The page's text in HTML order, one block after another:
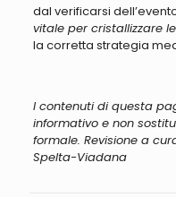
dal verificarsi
vitale per cristallizzare
la corretta strategia
I contenuti di questa
informativo e non
formale. Revisione a
Spelta-Viadana